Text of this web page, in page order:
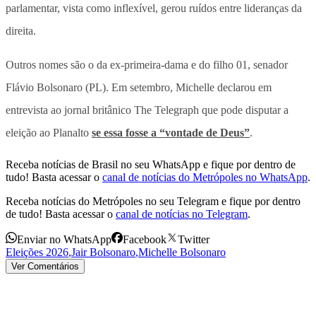
parlamentar, vista como inflexível, gerou ruídos entre lideranças da
direita.
Outros nomes são o da ex-primeira-dama e do filho 01, senador
Flávio Bolsonaro (PL). Em setembro, Michelle declarou em
entrevista ao jornal britânico The Telegraph que pode disputar a
eleição ao Planalto se essa fosse a “vontade de Deus”.
Receba notícias de Brasil no seu WhatsApp e fique por dentro de
tudo! Basta acessar o canal de notícias do Metrópoles no WhatsApp.
Receba notícias do Metrópoles no seu Telegram e fique por dentro
de tudo! Basta acessar o canal de notícias no Telegram.
Enviar no WhatsApp Facebook
Twitter
Eleições 2026,Jair Bolsonaro,Michelle Bolsonaro
Ver Comentários